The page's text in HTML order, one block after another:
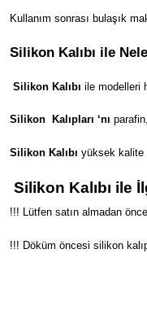
Kullanım sonrası bulaşık
Silikon Kalıbı ile
Silikon Kalıbı ile modelleri
Silikon Kalıpları ‘nı
Silikon Kalıbı yüksek kalite
Silikon Kalıbı ile
!!! Lütfen satın almadan önce
!!! Döküm öncesi silikon